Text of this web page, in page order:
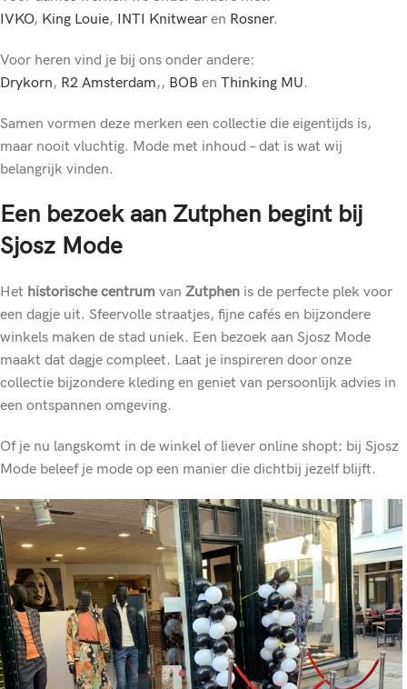
IVKO, King Louie, INTI Knitwear en Rosner.
Voor heren vind je bij ons onder andere:
Drykorn, R2 Amsterdam,, BOB en Thinking MU.
Samen vormen deze merken een collectie die eigentijds is,
maar nooit vluchtig. Mode met inhoud – dat is wat wij
belangrijk vinden.
Een bezoek aan Zutphen begint bij
Sjosz Mode
Het historische centrum van Zutphen is de perfecte plek voor
een dagje uit. Sfeervolle straatjes, fijne cafés en bijzondere
winkels maken de stad uniek. Een bezoek aan Sjosz Mode
maakt dat dagje compleet. Laat je inspireren door onze
collectie bijzondere kleding en geniet van persoonlijk advies in
een ontspannen omgeving.
Of je nu langskomt in de winkel of liever online shopt: bij Sjosz
Mode beleef je mode op een manier die dichtbij jezelf blijft.